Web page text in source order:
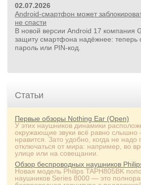
02.07.2026
Android-смартфон может
не спасти
В новой версии Android 17 компания
защиту смартфона надёжнее: теперь
пароль или PIN‑код.
Статьи
Первые обзоры Nothing Ear (Open)
У этих наушников динамики
окружающие звуки всё равно слышно
нравится. Зато удобно, когда не надо
отключаться от мира: например, во
улице или на совещании.
Обзор беспроводных наушников
Новая модель Philips TAPH805BK
наушников Series 8000 — это